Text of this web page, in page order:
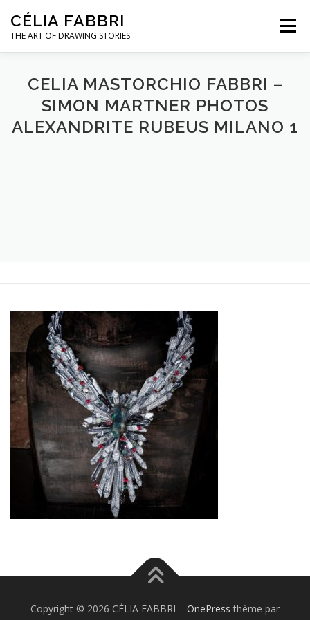
contenu
CÉLIA FABBRI
THE ART OF DRAWING STORIES
Menu
PROJETS POUR LA JOAILLERIE
MODÈLE MAINS OEUVRES D’ART
CELIA MASTORCHIO FABBRI –
SIMON MARTNER PHOTOS
ALEXANDRITE RUBEUS MILANO 1
Copyright © 2026 CÉLIA FABBRI – OnePress thème par